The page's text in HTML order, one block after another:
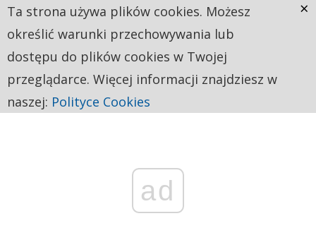
ad
Ta strona używa plików cookies. Możesz
określić warunki przechowywania lub
dostępu do plików cookies w Twojej
przeglądarce. Więcej informacji znajdziesz w
naszej: Polityce Cookies
×